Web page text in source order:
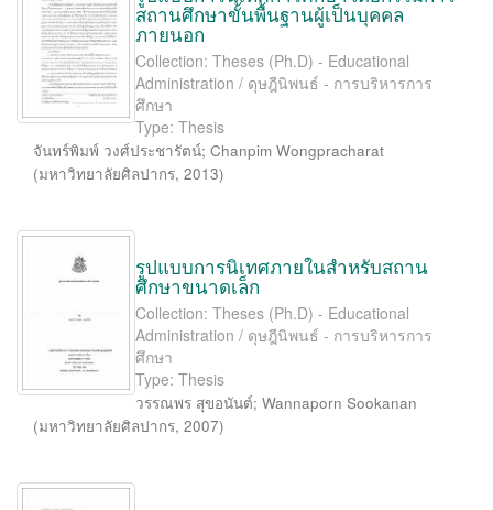
สถานศึกษาขั้นพื้นฐานผู้เป็นบุคคล
ภายนอก
Collection: Theses (Ph.D) - Educational
Administration / ดุษฎีนิพนธ์ - การบริหารการ
ศึกษา
Type: Thesis
จันทร์พิมพ์ วงศ์ประชารัตน์; Chanpim Wongpracharat
(มหาวิทยาลัยศิลปากร, 2013)
รูปแบบการนิเทศภายในสำหรับสถาน
ศึกษาขนาดเล็ก
Collection: Theses (Ph.D) - Educational
Administration / ดุษฎีนิพนธ์ - การบริหารการ
ศึกษา
Type: Thesis
วรรณพร สุขอนันต์; Wannaporn Sookanan
(มหาวิทยาลัยศิลปากร, 2007)